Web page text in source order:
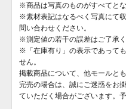
※商品は写真のものがすべてとな
※素材表記はなるべく写真にて
問い合わせください。
※測定値の若干の誤差はご了承く
※「在庫有り」の表示であって
せん。
掲載商品について、他モールと
完売の場合は、誠にご迷惑をお
ていただく場合がございます。